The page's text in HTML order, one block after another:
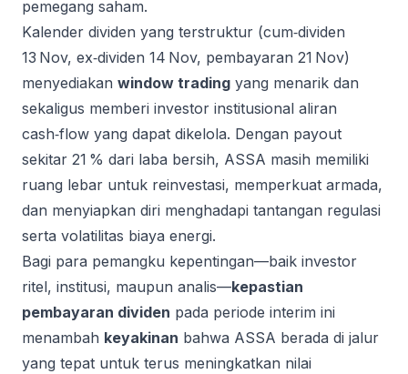
pemegang saham.
Kalender dividen yang terstruktur (cum‑dividen
13 Nov, ex‑dividen 14 Nov, pembayaran 21 Nov)
menyediakan window trading yang menarik dan
sekaligus memberi investor institusional aliran
cash‑flow yang dapat dikelola. Dengan payout
sekitar 21 % dari laba bersih, ASSA masih memiliki
ruang lebar untuk reinvestasi, memperkuat armada,
dan menyiapkan diri menghadapi tantangan regulasi
serta volatilitas biaya energi.
Bagi para pemangku kepentingan—baik investor
ritel, institusi, maupun analis—kepastian
pembayaran dividen pada periode interim ini
menambah keyakinan bahwa ASSA berada di jalur
yang tepat untuk terus meningkatkan nilai